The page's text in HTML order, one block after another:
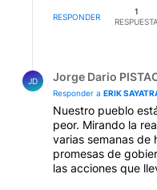
RESPONDER
1
RESPUESTA
JD Jorge Dario
Responder a ERIK
Nuestro pueblo
peor. Mirando la
varias semanas de
promesas de
las acciones que
salen a la calle de